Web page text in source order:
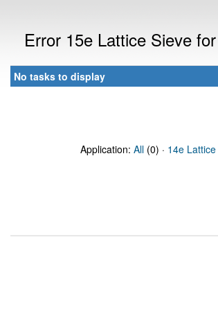
Error 15e Lattice Sieve
No tasks to display
Application: All (0) · 14e